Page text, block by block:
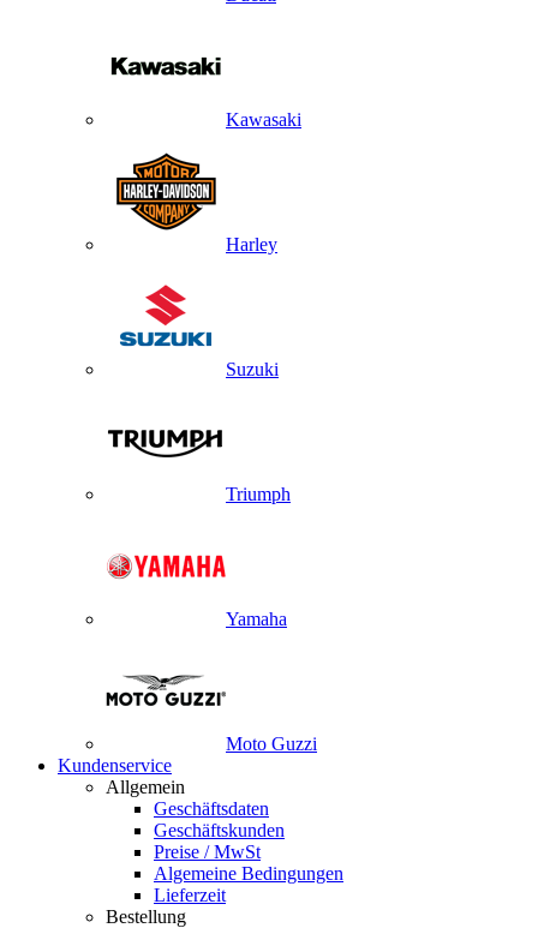
Kawasaki
Harley
Suzuki
Triumph
Yamaha
Moto Guzzi
Kundenservice
Allgemein
Geschäftsdaten
Geschäftskunden
Preise / MwSt
Algemeine Bedingungen
Lieferzeit
Bestellung